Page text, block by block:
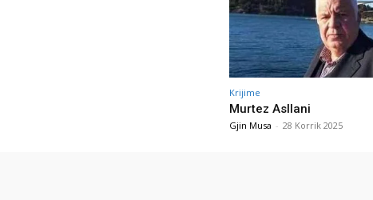
Krijime
Murtez Asllani
Gjin Musa - 28 Korrik 2025